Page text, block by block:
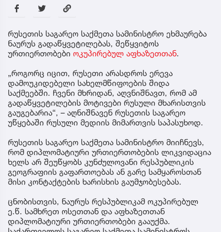
რუსეთის საგარეო საქმეთა სამინისტრო ეხმაურება
ნაურუს გადაწყვეტილებას, შეწყვიტოს
ურთიერთობები ოკუპირებულ აფხაზეთთან.
„როგორც იცით, რუსეთი არასდროს ერევა
დამოუკიდებელი სახელმწიფოების შიდა
საქმეებში. ჩვენი მხრიდან, აღვნიშნავთ, რომ ამ
გადაწყვეტილების მოტივები რუსული მხარისთვის
გაუგებარია“, – აღნიშნავენ რუსეთის საგარეო
უწყებაში რუსული მედიის მიმართვის საპასუხოდ.
რუსეთის საგარეო საქმეთა სამინისტრო მიიჩნევს,
რომ დიპლომატიური ურთიერთობების ლიკვიდაცია
ხელს არ შეუწყობს კუნძულოვანი რესპუბლიკის
გეოგრაფიის გაფართოებას ან გარე სამყაროსთან
მისი კონტაქტების ხარისხის გაუმჯობესებას.
ცნობისთვის, ნაურუს რესპუბლიკამ ოკუპირებულ
ე.წ. სამხრეთ ოსეთთან და აფხაზეთთან
დიპლომატიური ურთიერთობები გააუქმა.